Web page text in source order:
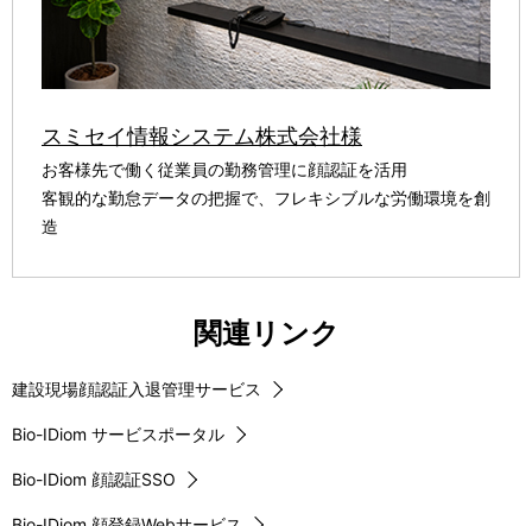
スミセイ情報システム株式会社様
お客様先で働く従業員の勤務管理に顔認証を活用
客観的な勤怠データの把握で、フレキシブルな労働環境を創
造
関連リンク
建設現場顔認証入退管理サービス
Bio-IDiom サービスポータル
Bio-IDiom 顔認証SSO